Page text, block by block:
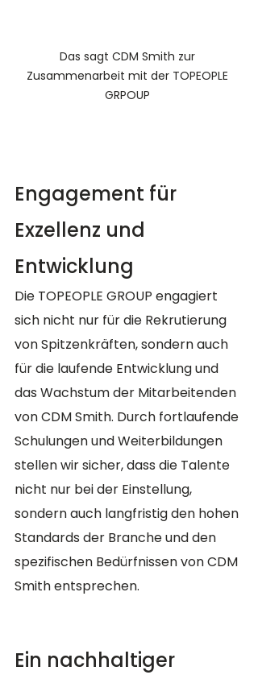
Das sagt CDM Smith zur
Zusammenarbeit mit der TOPEOPLE
GRPOUP
Engagement für
Exzellenz und
Entwicklung
Die TOPEOPLE GROUP engagiert
sich nicht nur für die Rekrutierung
von Spitzenkräften, sondern auch
für die laufende Entwicklung und
das Wachstum der Mitarbeitenden
von CDM Smith. Durch fortlaufende
Schulungen und Weiterbildungen
stellen wir sicher, dass die Talente
nicht nur bei der Einstellung,
sondern auch langfristig den hohen
Standards der Branche und den
spezifischen Bedürfnissen von CDM
Smith entsprechen.
Ein nachhaltiger